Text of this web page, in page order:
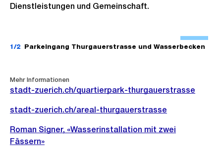
Dienstleistungen und Gemeinschaft.
f
1/2 Parkeingang Thurgauerstrasse und Wasserbecken
Weitere
Informationen
Mehr Informationen
stadt-zuerich.ch/quartierpark-thurgauerstrasse
stadt-zuerich.ch/areal-thurgauerstrasse
Roman Signer, «Wasserinstallation mit zwei
Fässern»